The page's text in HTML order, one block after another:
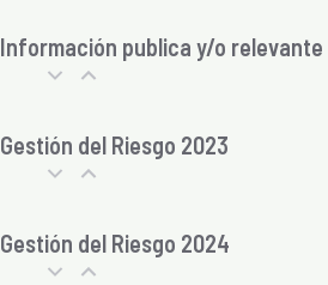
Información publica y/o relevante
Gestión del Riesgo 2023
Gestión del Riesgo 2024